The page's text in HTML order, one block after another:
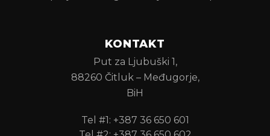
KONTAKT
Put za Ljubuški 1,
88260 Čitluk – Međugorje,
BiH
Tel #1: +387 36 650 601